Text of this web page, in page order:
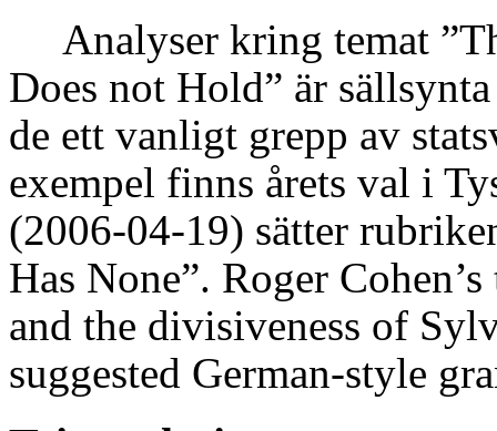
Analyser kring temat
Does not Hold” är
de ett vanligt grepp av
exempel finns årets val i
(2006-04-19) sätter
Has None”. Roger
and the divisiveness of
suggested German-style